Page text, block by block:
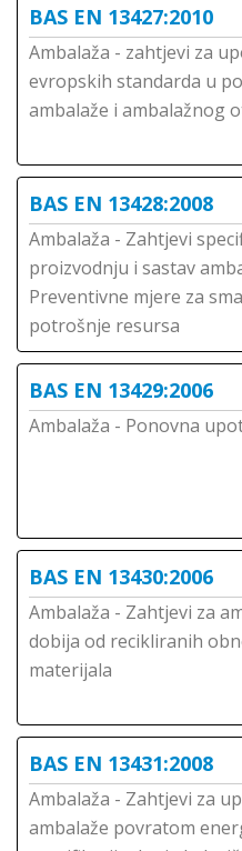
BAS EN 13427:2010
Ambalaža - zahtjevi za
evropskih standarda u
ambalaže i ambalažnog
BAS EN 13428:2008
Ambalaža - Zahtjevi
proizvodnju i sastav
Preventivne mjere za
potrošnje resursa
BAS EN 13429:2006
Ambalaža - Ponovna
BAS EN 13430:2006
Ambalaža - Zahtjevi za
dobija od recikliranih
materijala
BAS EN 13431:2008
Ambalaža - Zahtjevi za
ambalaže povratom